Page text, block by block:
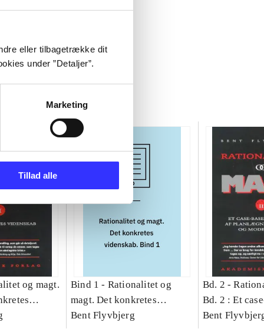
eller tilbagetrække dit
under ”Detaljer”.
Marketing
Tillad alle
og magt.
Bind 1 - Rationalitet og
magt. Det konkretes
videnskab. Bind 1
Bent Flyvbjerg
Bd. 2 -
Bd. 2 : Et
studie af
Bent